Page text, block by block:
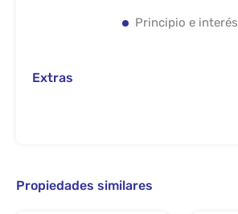
Principio e interés
Extras
Propiedades similares